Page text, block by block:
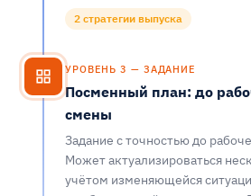
2 стратегии выпуска
УРОВЕНЬ 3 — ЗАДАНИЕ
Посменный план: до
смены
Задание с точностью до
Может актуализироваться
учётом изменяющейся